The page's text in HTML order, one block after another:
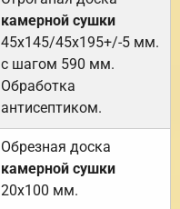
камерной сушки
45х145/45х195+/-5 мм.
с шагом 590 мм.
Обработка
антисептиком.
Обрезная доска
камерной сушки
20х100 мм.